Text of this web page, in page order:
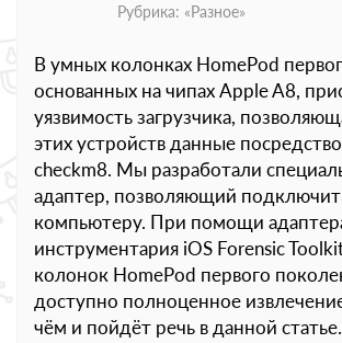
Рубрика: «Разное»
В умных колонках HomePod
основанных на чипах Apple A8,
уязвимость загрузчика,
этих устройств данные
checkm8. Мы разработали
адаптер, позволяющий
компьютеру. При помощи
инструментария iOS Forensic
колонок HomePod первого
доступно полноценное
чём и пойдёт речь в данной статье.